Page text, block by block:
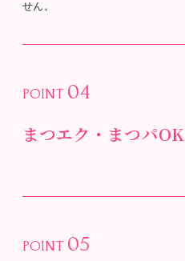
せん。
POINT 04
まつエク・まつパOK
POINT 05